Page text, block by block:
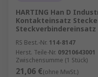
HARTING Han D
Kontakteinsatz
Steckverbindereinsatz
RS Best.-Nr. 114-8147
Herst. Teile-Nr. 09210643001
Zwischensumme (1 Stück)
21,06 €(ohne MwSt.)